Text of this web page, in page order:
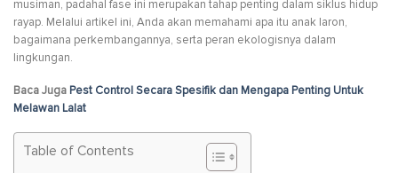
musiman, padahal fase ini merupakan tahap penting dalam siklus hidup
rayap. Melalui artikel ini, Anda akan memahami apa itu anak laron,
bagaimana perkembangannya, serta peran ekologisnya dalam
lingkungan.
Baca Juga Pest Control Secara Spesifik dan Mengapa Penting Untuk
Melawan Lalat
Table of Contents